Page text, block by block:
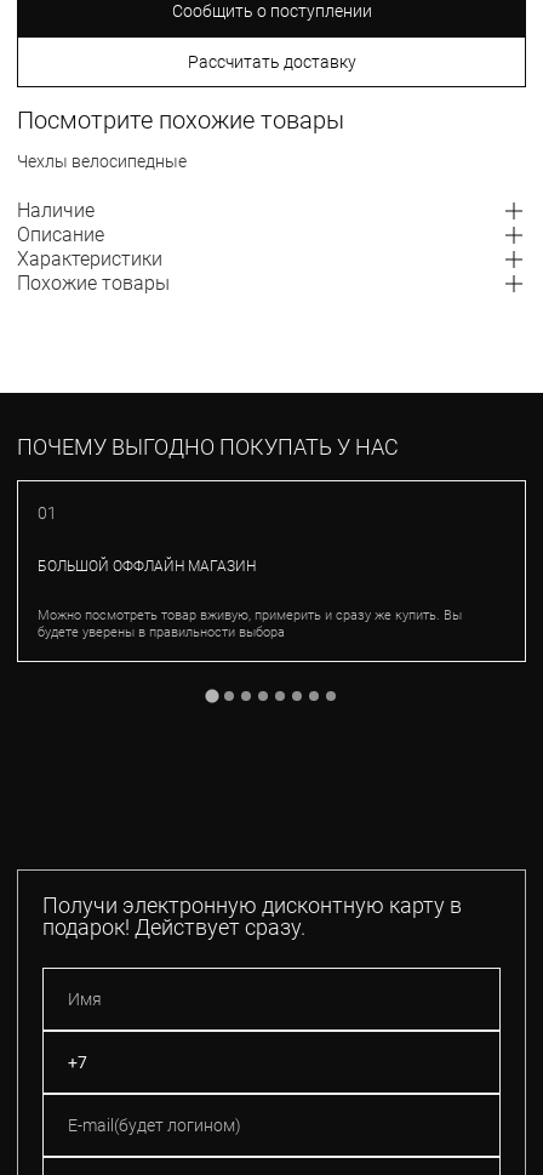
Сообщить о поступлении
Рассчитать доставку
Посмотрите похожие товары
Чехлы велосипедные
Наличие
Описание
Характеристики
Похожие товары
ПОЧЕМУ ВЫГОДНО ПОКУПАТЬ У НАС
01
БОЛЬШОЙ ОФФЛАЙН МАГАЗИН
Можно посмотреть товар вживую, примерить и сразу же купить. Вы
будете уверены в правильности выбора
Получи электронную дисконтную карту в
подарок! Действует сразу.